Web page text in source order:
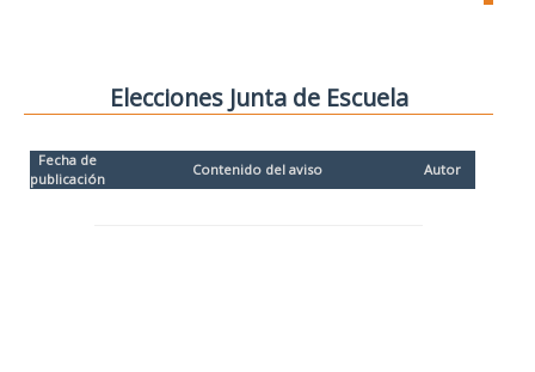
Elecciones Junta de Escuela
Fecha de
publicación
Contenido del aviso Autor